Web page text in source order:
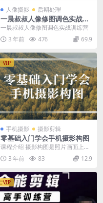
人像摄影 后期处理
一晨叔叔人像修图调色实战训
练营
一晨叔叔人像修图调色实战训练营
3 年前
476 69.9
VIP
手机摄影 摄影剪辑
零基础入门学会手机摄影构图
课程介绍 摄影构图是照片画面上的
布局、结构。其具体含义是运用相
机镜头的成像特征和...
3 年前 83 12.9
VIP